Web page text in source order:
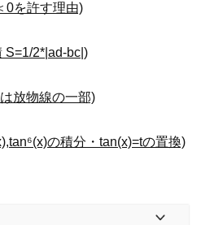
0を許す理由)
S=1/2*|ad-bc|)
放物線の一部)
の積分・tan(x)=tの置換)